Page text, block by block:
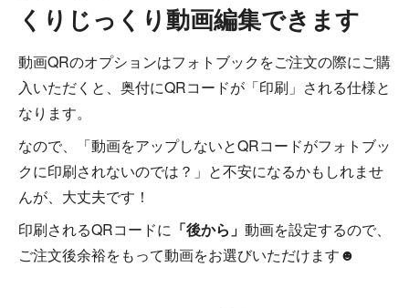
くりじっくり動画編集できます
動画QRのオプションはフォトブックをご注文の際にご購
入いただくと、奥付にQRコードが「印刷」される仕様と
なります。
なので、「動画をアップしないとQRコードがフォトブッ
クに印刷されないのでは？」と不安になるかもしれませ
んが、大丈夫です！
印刷されるQRコードに 「後から」 動画を設定するので、
ご注文後余裕をもって動画をお選びいただけます☻